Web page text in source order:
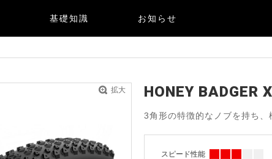
基礎知識 お知らせ
拡大 HONEY BADGER
3角形の特徴的なノブを持ち、
スピード性能